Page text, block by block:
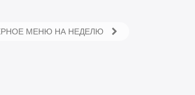
МЕНЮ НА НЕДЕЛЮ